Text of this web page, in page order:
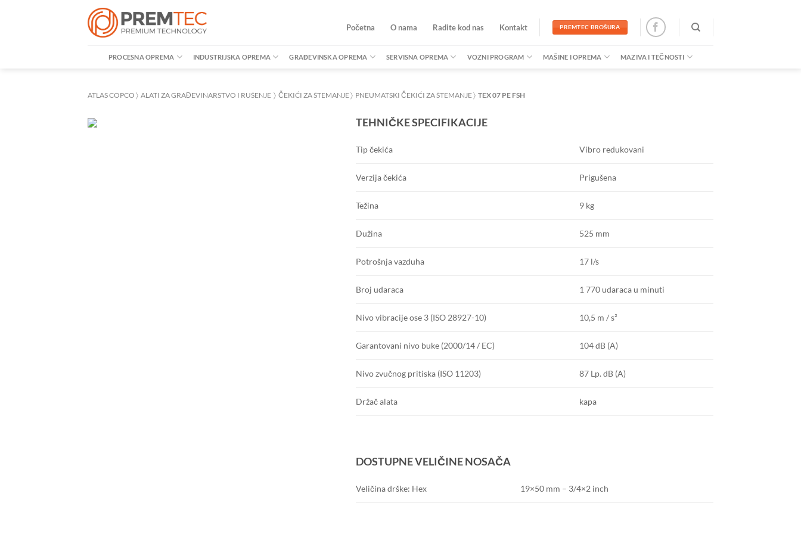
Početna O nama Radite kod nas Kontakt PREMTEC BROŠURA
PROCESNA OPREMA INDUSTRIJSKA OPREMA GRAĐEVINSKA OPREMA SERVISNA OPREMA VOZNI PROGRAM MAŠINE I OPREMA MAZIVA I TEČNOSTI
ATLAS COPCO 〉 ALATI ZA GRAĐEVINARSTVO I RUŠENJE 〉 ČEKIĆI ZA ŠTEMANJE〉 PNEUMATSKI ČEKIĆI ZA ŠTEMANJE〉 TEX 07 PE FSH
TEHNIČKE SPECIFIKACIJE
Tip čekića Vibro redukovani
Verzija čekića Prigušena
Težina 9 kg
Dužina 525 mm
Potrošnja vazduha 17 l/s
Broj udaraca 1 770 udaraca u minuti
Nivo vibracije ose 3 (ISO 28927-10) 10,5 m / s²
Garantovani nivo buke (2000/14 / EC) 104 dB (A)
Nivo zvučnog pritiska (ISO 11203) 87 Lp. dB (A)
Držač alata kapa
DOSTUPNE VELIČINE NOSAČA
Veličina drške: Hex 19×50 mm – 3/4×2 inch